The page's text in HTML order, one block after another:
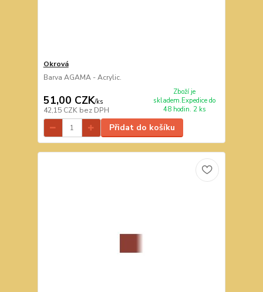
Okrová
Barva AGAMA - Acrylic.
51,00 CZK/ks
42,15 CZK bez DPH
Zboží je
skladem.Expedice do
48 hodin. 2 ks
Přidat do košíku